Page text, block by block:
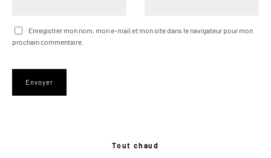
Enregistrer mon nom, mon e-mail et mon site dans le navigateur pour mon
prochain commentaire.
Tout chaud